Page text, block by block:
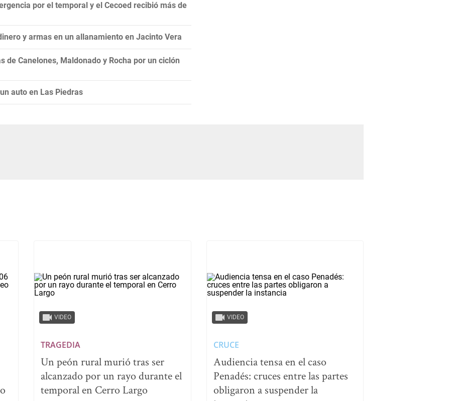
por el temporal y el Cecoed recibió más de
y armas en un allanamiento en Jacinto Vera
de Canelones, Maldonado y Rocha por un ciclón
auto en Las Piedras
VIDEO
TRAGEDIA
Un peón rural murió tras ser
alcanzado por un rayo durante el
temporal en Cerro Largo
VIDEO
CRUCE
Audiencia tensa en el caso
Penadés: cruces entre las partes
obligaron a suspender la